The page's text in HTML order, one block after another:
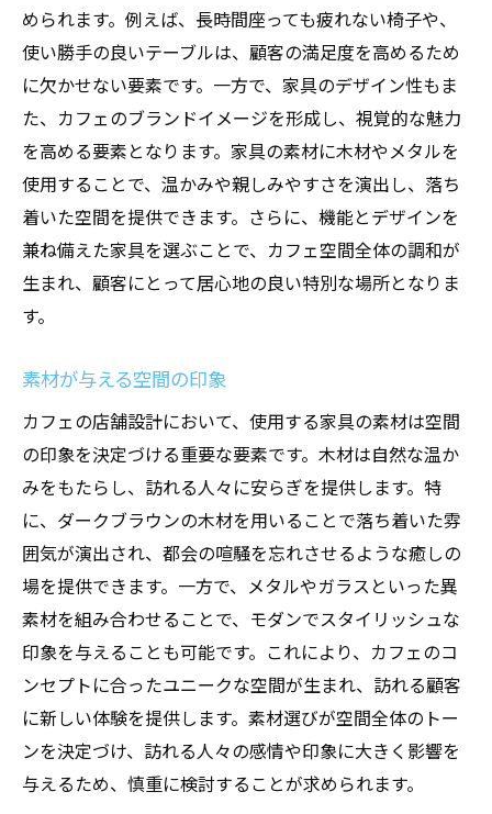
められます。例えば、長時間座っても疲れない椅子や、
使い勝手の良いテーブルは、顧客の満足度を高めるため
に欠かせない要素です。一方で、家具のデザイン性もま
た、カフェのブランドイメージを形成し、視覚的な魅力
を高める要素となります。家具の素材に木材やメタルを
使用することで、温かみや親しみやすさを演出し、落ち
着いた空間を提供できます。さらに、機能とデザインを
兼ね備えた家具を選ぶことで、カフェ空間全体の調和が
生まれ、顧客にとって居心地の良い特別な場所となりま
す。
素材が与える空間の印象
カフェの店舗設計において、使用する家具の素材は空間
の印象を決定づける重要な要素です。木材は自然な温か
みをもたらし、訪れる人々に安らぎを提供します。特
に、ダークブラウンの木材を用いることで落ち着いた雰
囲気が演出され、都会の喧騒を忘れさせるような癒しの
場を提供できます。一方で、メタルやガラスといった異
素材を組み合わせることで、モダンでスタイリッシュな
印象を与えることも可能です。これにより、カフェのコ
ンセプトに合ったユニークな空間が生まれ、訪れる顧客
に新しい体験を提供します。素材選びが空間全体のトー
ンを決定づけ、訪れる人々の感情や印象に大きく影響を
与えるため、慎重に検討することが求められます。